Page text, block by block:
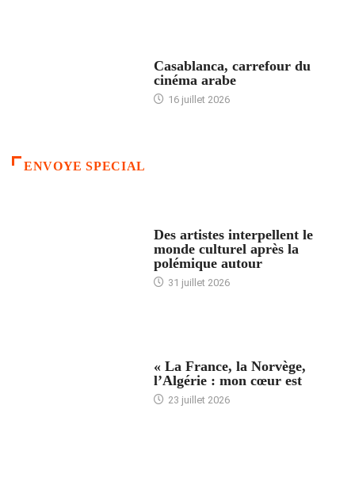
Casablanca, carrefour du
cinéma arabe
16 juillet 2026
ENVOYE SPECIAL
Des artistes interpellent le
monde culturel après la
polémique autour
31 juillet 2026
« La France, la Norvège,
l’Algérie : mon cœur est
23 juillet 2026